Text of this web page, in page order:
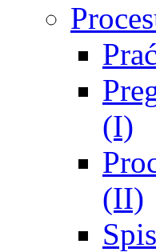
(I)
(II)